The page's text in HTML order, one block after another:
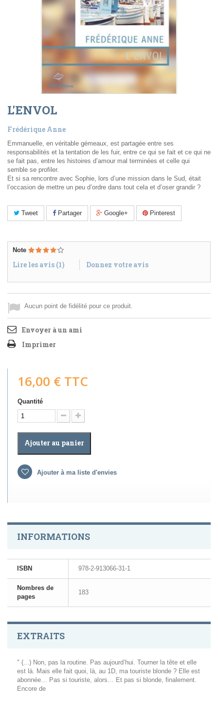
L'ENVOL
Frédérique Anne
Emmanuelle, en véritable gémeaux, est partagée entre ses
responsabilités et la tentation de les fuir, entre ce qui se fait et ce qui ne
se fait pas, entre les histoires d’amour mal terminées et celle qui
semble se profiler.
Et si sa rencontre avec Sophie, lors d’une mission dans le Sud, était
l’occasion de mettre un peu d’ordre dans tout cela et d’oser grandir ?
Tweet Partager Google+ Pinterest
Note
Lire les avis (1) Donnez votre avis
Aucun point de fidélité pour ce produit.
Envoyer à un ami
Imprimer
16,00 € TTC
Quantité
Ajouter au panier
Ajouter à ma liste d'envies
INFORMATIONS
ISBN 978-2-913066-31-1
Nombres de
pages
183
EXTRAITS
" (...) Non, pas la routine. Pas aujourd’hui. Tourner la tête et elle
est là. Mais elle fait quoi, là, au 1D, ma touriste blonde ? Elle est
abonnée… Pas si touriste, alors… Et pas si blonde, finalement.
Encore de